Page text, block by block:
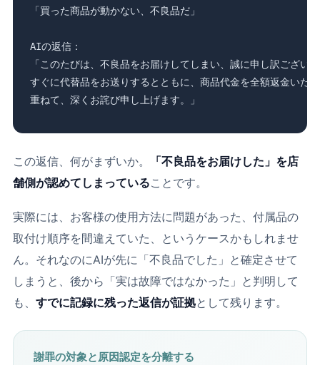
「買った商品が動かない、不良品だ」
AIの返信：
「このたびは、不良品をお届けしてしまい、誠に申し訳ござい
すぐに代替品をお送りするとともに、商品代金を全額返金いた
重ねて、深くお詫び申し上げます。」
この返信、何がまずいか。
「不良品をお届けした」を店
舗側が認めてしまっていることです。
実際には、お客様の使用方法に問題があった、付属品の
取付け順序を間違えていた、というケースかもしれませ
ん。それなのにAIが先に「不良品でした」と確定させて
しまうと、後から「実は故障ではなかった」と判明して
も、 すでに記録に残った返信が証拠として残ります。
謝罪の対象と原因認定を分離する